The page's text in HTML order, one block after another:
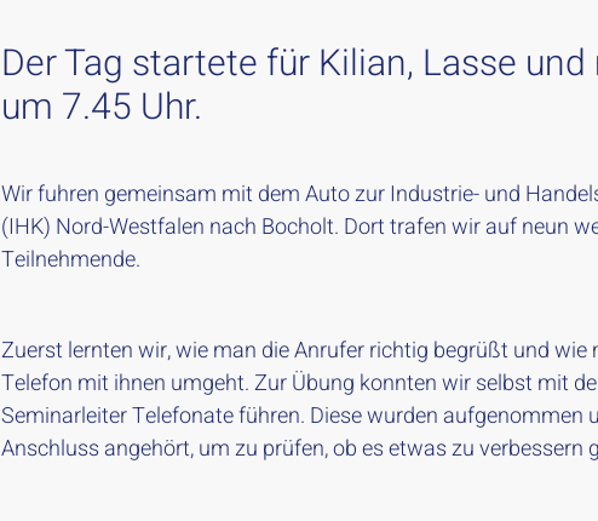
Der Tag startete für Kilian, Lasse
um 7.45 Uhr.
Wir fuhren gemeinsam mit dem Auto zur Industrie- und
(IHK) Nord-Westfalen nach Bocholt. Dort trafen wir auf neun
Teilnehmende.
Zuerst lernten wir, wie man die Anrufer richtig begrüßt und wie
Telefon mit ihnen umgeht. Zur Übung konnten wir selbst mit
Seminarleiter Telefonate führen. Diese wurden aufgenommen
Anschluss angehört, um zu prüfen, ob es etwas zu verbessern